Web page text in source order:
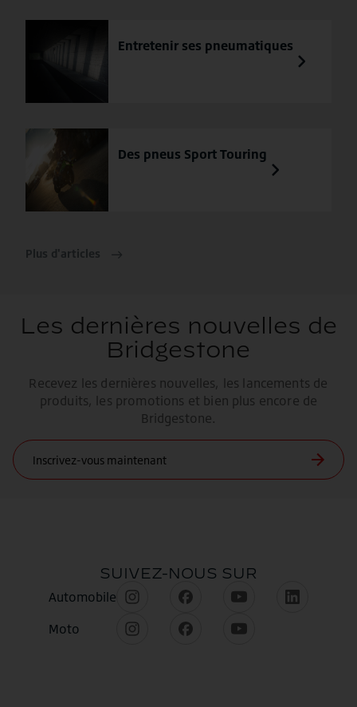
Entretenir ses pneumatiques
Des pneus Sport Touring
Plus d'articles